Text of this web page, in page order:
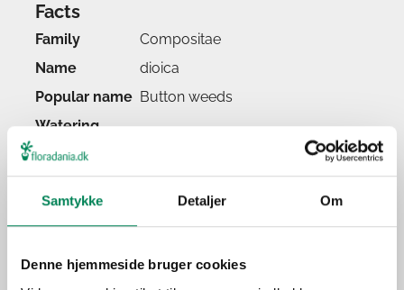
Samtykke Detaljer Om
Denne hjemmeside bruger cookies
Facts
Family
Compositae
Name
dioica
Popular name Button weeds
Watering
Feeding
Light
Application